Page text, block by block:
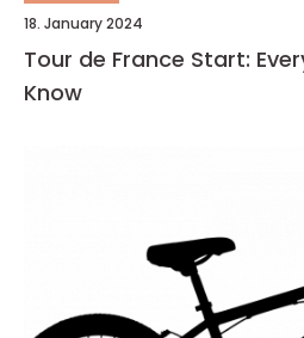
18. January 2024
Tour de France Start:
Know